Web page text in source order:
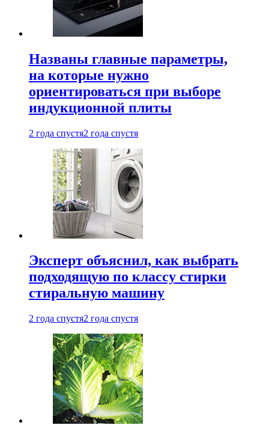
Названы главные параметры,
на которые нужно
ориентироваться при выборе
индукционной плиты
2 года спустя2 года спустя
Эксперт объяснил, как выбрать
подходящую по классу стирки
стиральную машину
2 года спустя2 года спустя